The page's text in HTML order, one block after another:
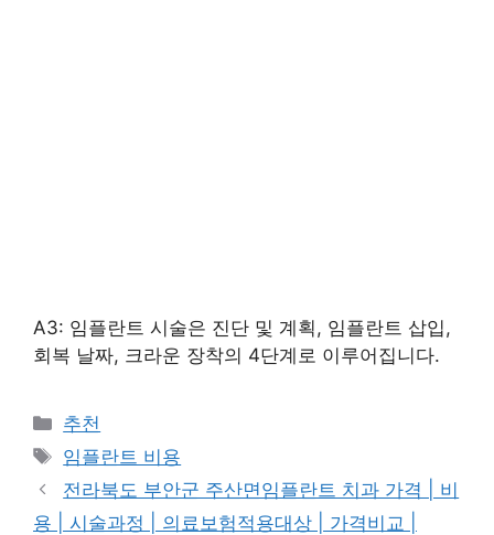
A3: 임플란트 시술은 진단 및 계획, 임플란트 삽입,
회복 날짜, 크라운 장착의 4단계로 이루어집니다.
카
테
고
리
추천
태
그
임플란트 비용
전라북도 부안군 주산면임플란트 치과 가격 | 비
용 | 시술과정 | 의료보험적용대상 | 가격비교 |